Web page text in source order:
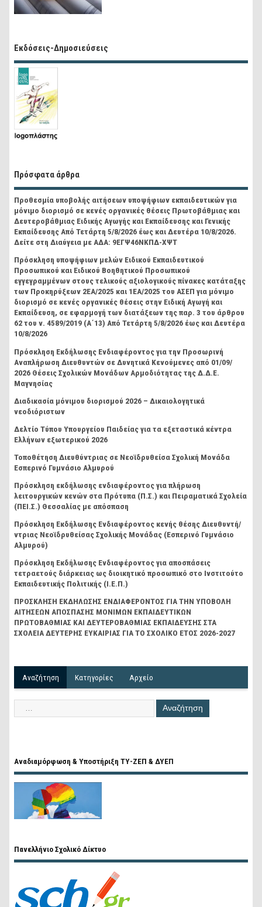
Εκδόσεις-Δημοσιεύσεις
Πρόσφατα άρθρα
Προθεσμία υποβολής αιτήσεων υποψήφιων εκπαιδευτικών για
μόνιμο διορισμό σε κενές οργανικές θέσεις Πρωτοβάθμιας και
Δευτεροβάθμιας Ειδικής Αγωγής και Εκπαίδευσης και Γενικής
Εκπαίδευσης Από Τετάρτη 5/8/2026 έως και Δευτέρα 10/8/2026.
Δείτε στη Διαύγεια με ΑΔΑ: 9ΕΓΨ46ΝΚΠΔ-ΧΨΤ
Πρόσκληση υποψήφιων μελών Ειδικού Εκπαιδευτικού
Προσωπικού και Ειδικού Βοηθητικού Προσωπικού
εγγεγραμμένων στους τελικούς αξιολογικούς πίνακες κατάταξης
των Προκηρύξεων 2ΕΑ/2025 και 1ΕΑ/2025 του ΑΣΕΠ για μόνιμο
διορισμό σε κενές οργανικές θέσεις στην Ειδική Αγωγή και
Εκπαίδευση, σε εφαρμογή των διατάξεων της παρ. 3 του άρθρου
62 του ν. 4589/2019 (Α΄13) Από Τετάρτη 5/8/2026 έως και Δευτέρα
10/8/2026
Πρόσκληση Εκδήλωσης Ενδιαφέροντος για την Προσωρινή
Αναπλήρωση Διευθυντών σε Δυνητικά Κενούμενες από 01/09/
2026 Θέσεις Σχολικών Μονάδων Αρμοδιότητας της Δ.Δ.Ε.
Μαγνησίας
Διαδικασία μόνιμου διορισμού 2026 – Δικαιολογητικά
νεοδιόριστων
Δελτίο Τύπου Υπουργείου Παιδείας για τα εξεταστικά κέντρα
Ελλήνων εξωτερικού 2026
Τοποθέτηση Διευθύντριας σε Νεοϊδρυθείσα Σχολική Μονάδα
Εσπερινό Γυμνάσιο Αλμυρού
Πρόσκληση εκδήλωσης ενδιαφέροντος για πλήρωση
λειτουργικών κενών στα Πρότυπα (Π.Σ.) και Πειραματικά Σχολεία
(ΠΕΙ.Σ.) Θεσσαλίας με απόσπαση
Πρόσκληση Εκδήλωσης Ενδιαφέροντος κενής θέσης Διευθυντή/
ντριας Νεοϊδρυθείσας Σχολικής Μονάδας (Εσπερινό Γυμνάσιο
Αλμυρού)
Πρόσκληση Εκδήλωσης Ενδιαφέροντος για αποσπάσεις
τετραετούς διάρκειας ως διοικητικό προσωπικό στο Ινστιτούτο
Εκπαιδευτικής Πολιτικής (Ι.Ε.Π.)
ΠΡΟΣΚΛΗΣΗ ΕΚΔΗΛΩΣΗΣ ΕΝΔΙΑΦΕΡΟΝΤΟΣ ΓΙΑ ΤΗΝ ΥΠΟΒΟΛΗ
ΑΙΤΗΣΕΩΝ ΑΠΟΣΠΑΣΗΣ ΜΟΝΙΜΩΝ ΕΚΠΑΙΔΕΥΤΙΚΩΝ
ΠΡΩΤΟΒΑΘΜΙΑΣ ΚΑΙ ΔΕΥΤΕΡΟΒΑΘΜΙΑΣ ΕΚΠΑΙΔΕΥΣΗΣ ΣΤΑ
ΣΧΟΛΕΙΑ ΔΕΥΤΕΡΗΣ ΕΥΚΑΙΡΙΑΣ ΓΙΑ ΤΟ ΣΧΟΛΙΚΟ ΕΤΟΣ 2026-2027
Αναζήτηση Kατηγορίες Αρχείο
Αναδιαμόρφωση & Υποστήριξη ΤΥ-ΖΕΠ & ΔΥΕΠ
Πανελλήνιο Σχολικό Δίκτυο